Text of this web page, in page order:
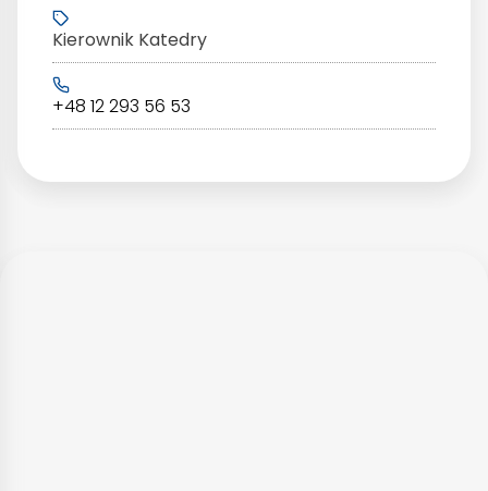
Kierownik Katedry
+48 12 293 56 53